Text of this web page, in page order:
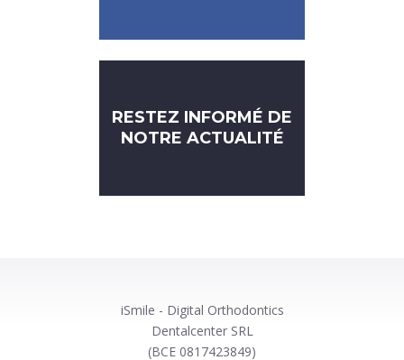
RESTEZ INFORMÉ DE
NOTRE ACTUALITÉ
iSmile - Digital Orthodontics
Dentalcenter SRL
(BCE 0817423849)